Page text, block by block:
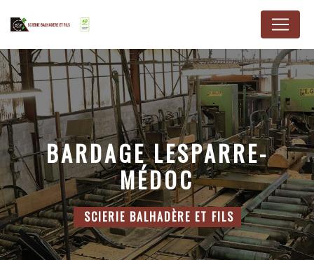
BARDAGE LESPARRE-
MÉDOC
SCIERIE BALHADÈRE ET FILS